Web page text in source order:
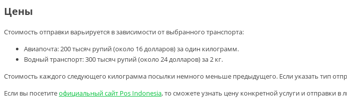
Цены
Стоимость отправки варьируется в зависимости от выбранного транспорта:
Авиапочта: 200 тысяч рупий (около 16 долларов) за один килограмм.
Водный транспорт: 300 тысяч рупий (около 24 долларов) за 2 кг.
Стоимость каждого следующего килограмма посылки немного меньше предыдущего. Если указать тип
Если вы посетитеофициальный сайт Pos Indonesia, то сможете узнать цену конкретной услуги и отправки в